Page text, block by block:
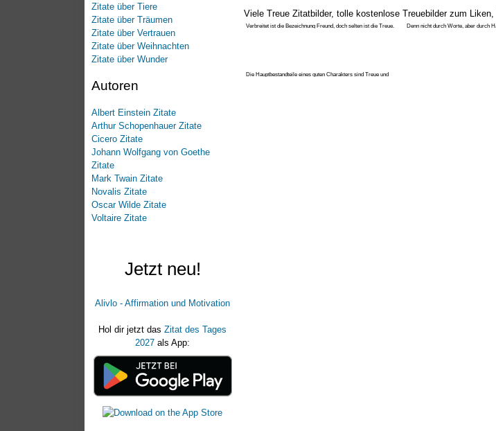
Zitate über Tiere
Zitate über Träumen
Zitate über Vertrauen
Zitate über Weihnachten
Zitate über Wunder
Autoren
Albert Einstein Zitate
Arthur Schopenhauer Zitate
Cicero Zitate
Johann Wolfgang von Goethe
Zitate
Mark Twain Zitate
Novalis Zitate
Oscar Wilde Zitate
Voltaire Zitate
Jetzt neu!
Alivlo - Affirmation und Motivation
Hol dir jetzt das Zitat des Tages
2027 als App:
Viele Treue Zitatbilder, tolle kostenlose Treuebilder zum
Verbreitet ist die Bezeichnung Freund, doch selten ist die Treue.
Denn nicht durch Worte, aber durch
Die Hauptbestandteile eines guten Charakters sind Treue und